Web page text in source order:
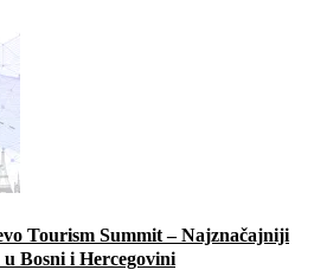
Tourism Summit – Najznačajniji
Bosni i Hercegovini